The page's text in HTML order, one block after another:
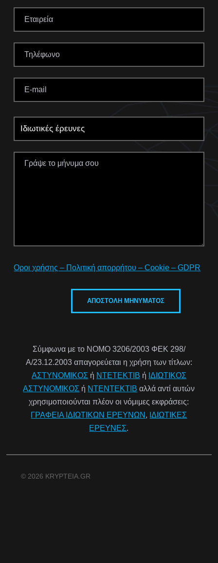
Οροι χρήσης – Πολιτική απορρήτου – Cookie – GDPR
Σύμφωνα με το ΝΟΜΟ 3206/2003 ΦΕΚ 298/
Α/23.12.2003 απαγορεύεται η χρήση των τίτλων:
ΑΣΤΥΝΟΜΙΚΟΣ ή ΝΤΕΤΕΚΤΙΒ ή ΙΔΙΩΤΙΚΟΣ
ΑΣΤΥΝΟΜΙΚΟΣ ή ΝΤΕΝΤΕΚΤΙΒ αλλά αντί αυτών
χρησιμοποιούνται πλέον οι νόμιμες εκφράσεις:
ΓΡΑΦΕΙΑ ΙΔΙΩΤΙΚΩΝ ΕΡΕΥΝΩΝ , ΙΔΙΩΤΙΚΕΣ
ΕΡΕΥΝΕΣ.
© 2026 KRYPTEIA.GR